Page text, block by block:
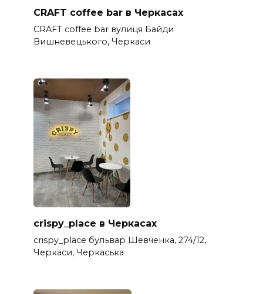
CRAFT coffee bar в Черкасах
CRAFT coffee bar вулиця Байди
Вишневецького, Черкаси
crispy_place в Черкасах
crispy_place бульвар Шевченка, 274/12,
Черкаси, Черкаська